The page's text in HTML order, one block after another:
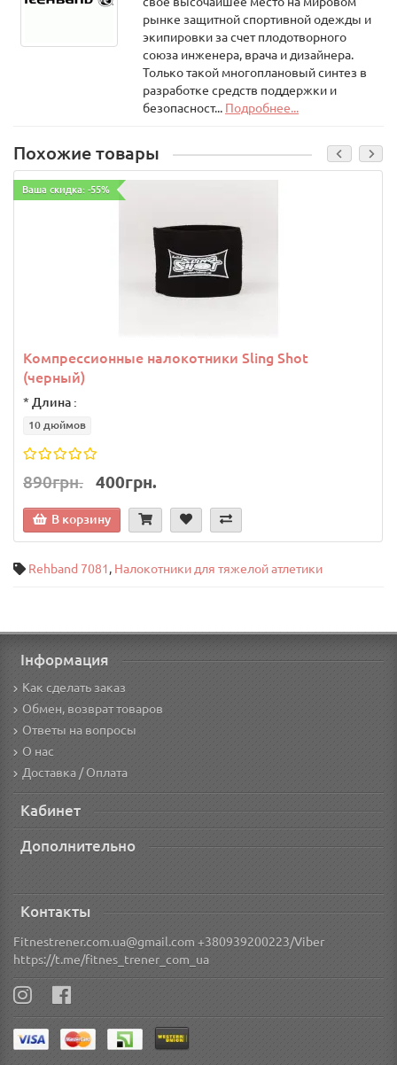
рынке защитной спортивной одежды и
экипировки за счет плодотворного
союза инженера, врача и дизайнера.
Только такой многоплановый синтез в
разработке средств поддержки и
безопасност... Подробнее...
Похожие товары
Ваша скидка: -55%
Компрессионные налокотники Sling Shot
(черный)
* Длина :
10 дюймов
890грн. 400грн.
В корзину
Rehband 7081, Налокотники для тяжелой атлетики
Інформация
Как сделать заказ
Обмен, возврат товаров
Ответы на вопросы
О нас
Доставка / Оплата
Кабинет
Дополнительно
Контакты
Fitnestrener.com.ua@gmail.com +380939200223/Viber
https://t.me/fitnes_trener_com_ua